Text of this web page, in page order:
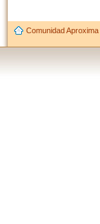
Comunidad Aproxima